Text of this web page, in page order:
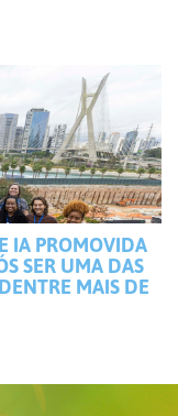
IA PROMOVIDA
SER UMA DAS
MAIS DE